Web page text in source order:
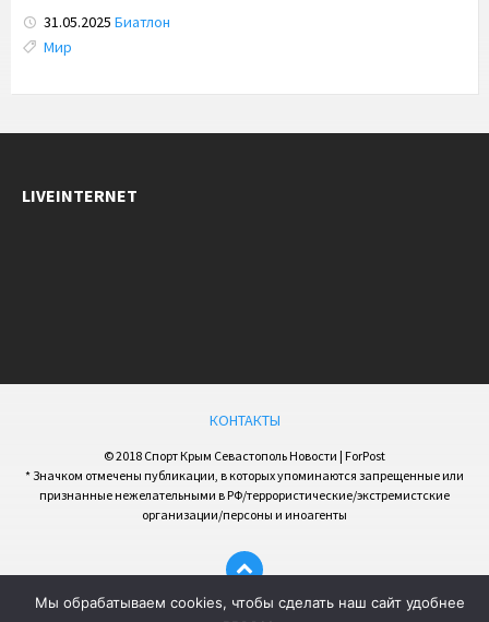
31.05.2025 Биатлон
Tags:
Мир
LIVEINTERNET
КОНТАКТЫ
© 2018 Спорт Крым Севастополь Новости | ForPost
* Значком отмечены публикации, в которых упоминаются запрещенные или
признанные нежелательными в РФ/террористические/экстремистские
организации/персоны и иноагенты
Мы обрабатываем cookies, чтобы сделать наш сайт удобнее